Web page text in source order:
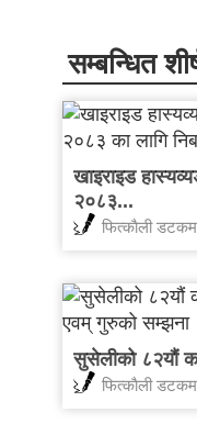
सम्बन्धित
खाइराइड
२०८३...
फित्काैली डटकम
सुसेलीको ८२यौं
फित्काैली डटकम